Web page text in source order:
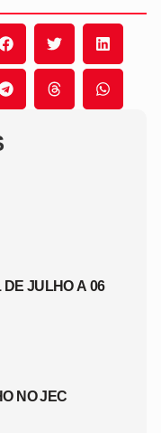
DE JULHO A 06
NO JEC